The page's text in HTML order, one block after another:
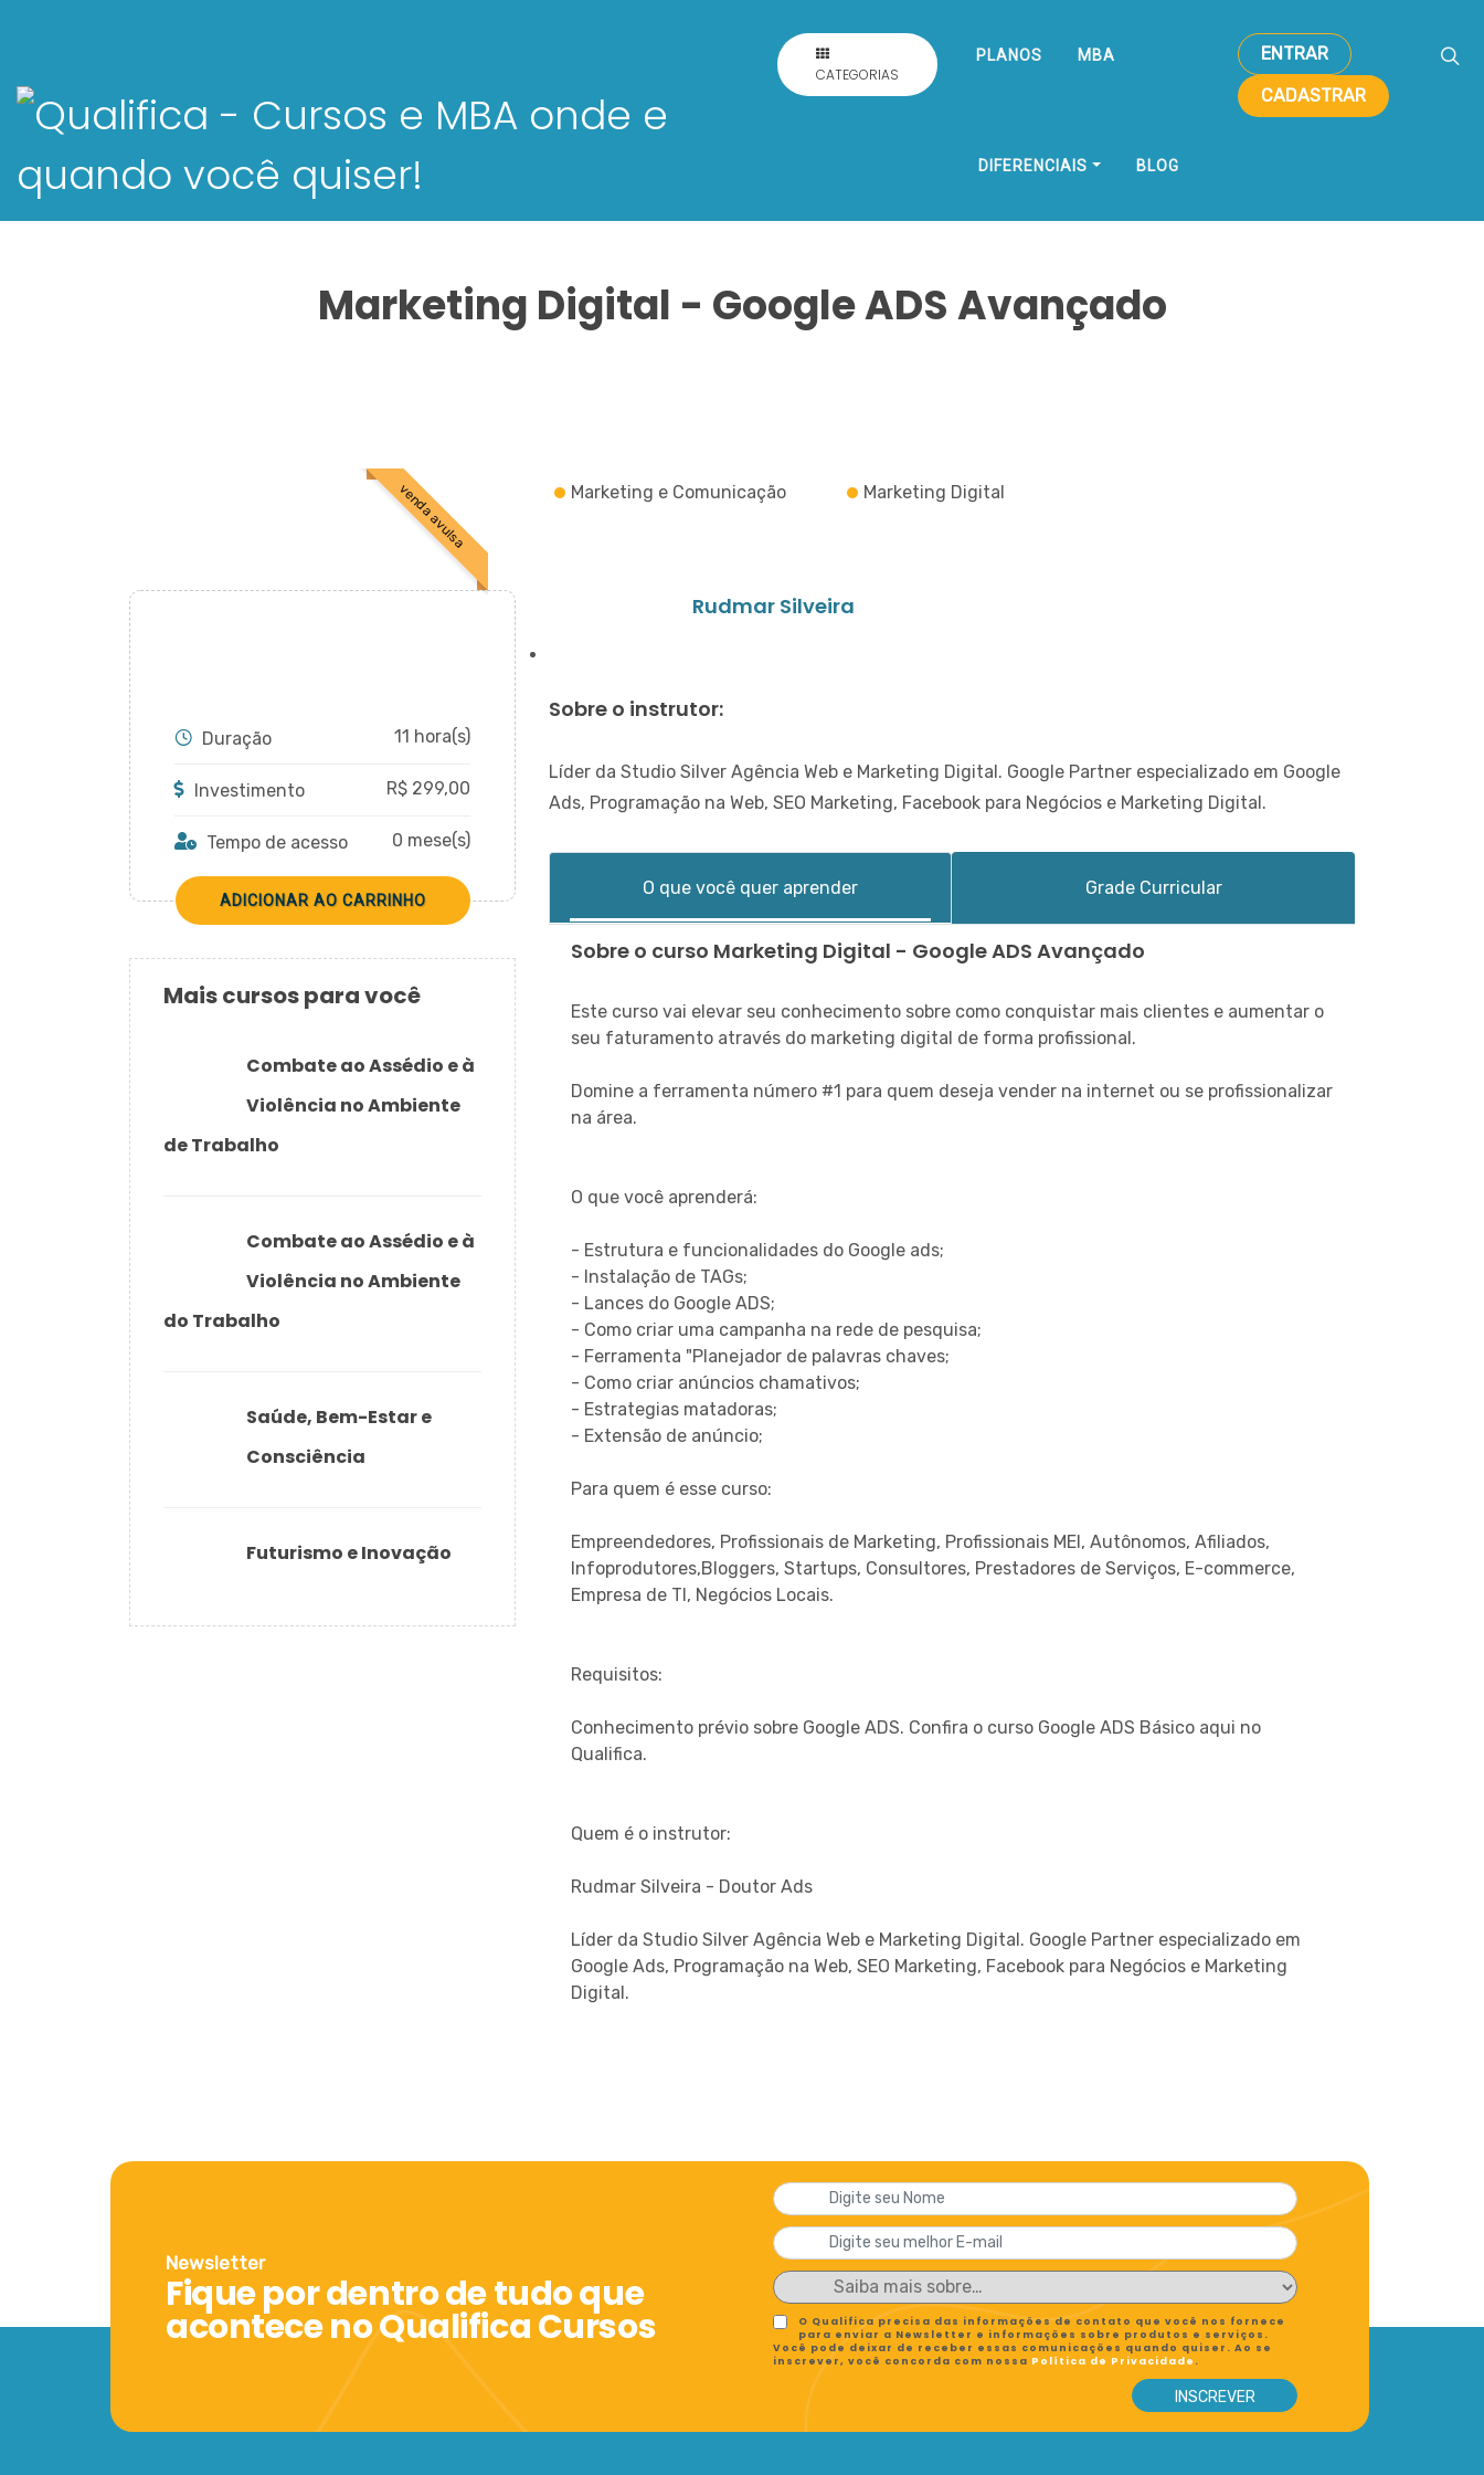
CATEGORIAS
PLANOS MBA
DIFERENCIAIS BLOG
ENTRAR
CADASTRAR
Marketing Digital - Google ADS Avançado
venda avulsa
Duração 11 hora(s)
Investimento R$ 299,00
Tempo de acesso 0 mese(s)
Mais cursos para você
Combate ao Assédio e à
Violência no Ambiente
de Trabalho
Combate ao Assédio e à
Violência no Ambiente
do Trabalho
Saúde, Bem-Estar e
Consciência
Futurismo e Inovação
Marketing e Comunicação Marketing Digital
Rudmar Silveira
Sobre o instrutor:
Líder da Studio Silver Agência Web e Marketing Digital. Google Partner especializado em Google
Ads, Programação na Web, SEO Marketing, Facebook para Negócios e Marketing Digital.
O que você quer aprender Grade Curricular
Sobre o curso Marketing Digital - Google ADS Avançado
Este curso vai elevar seu conhecimento sobre como conquistar mais clientes e aumentar o
seu faturamento através do marketing digital de forma profissional.
Domine a ferramenta número #1 para quem deseja vender na internet ou se profissionalizar
na área.
O que você aprenderá:
- Estrutura e funcionalidades do Google ads;
- Instalação de TAGs;
- Lances do Google ADS;
- Como criar uma campanha na rede de pesquisa;
- Ferramenta "Planejador de palavras chaves;
- Como criar anúncios chamativos;
- Estrategias matadoras;
- Extensão de anúncio;
Para quem é esse curso:
Empreendedores, Profissionais de Marketing, Profissionais MEI, Autônomos, Afiliados,
Infoprodutores,Bloggers, Startups, Consultores, Prestadores de Serviços, E-commerce,
Empresa de TI, Negócios Locais.
Requisitos:
Conhecimento prévio sobre Google ADS. Confira o curso Google ADS Básico aqui no
Qualifica.
Quem é o instrutor:
Rudmar Silveira - Doutor Ads
Líder da Studio Silver Agência Web e Marketing Digital. Google Partner especializado em
Google Ads, Programação na Web, SEO Marketing, Facebook para Negócios e Marketing
Digital.
Newsletter
Fique por dentro de tudo que
acontece no Qualifica Cursos
O Qualifica precisa das informações de contato que você nos fornece
para enviar a Newsletter e informações sobre produtos e serviços.
Você pode deixar de receber essas comunicações quando quiser. Ao se
inscrever, você concorda com nossa Política de Privacidade .